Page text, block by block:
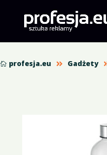
 profesja.eu  Gadżety